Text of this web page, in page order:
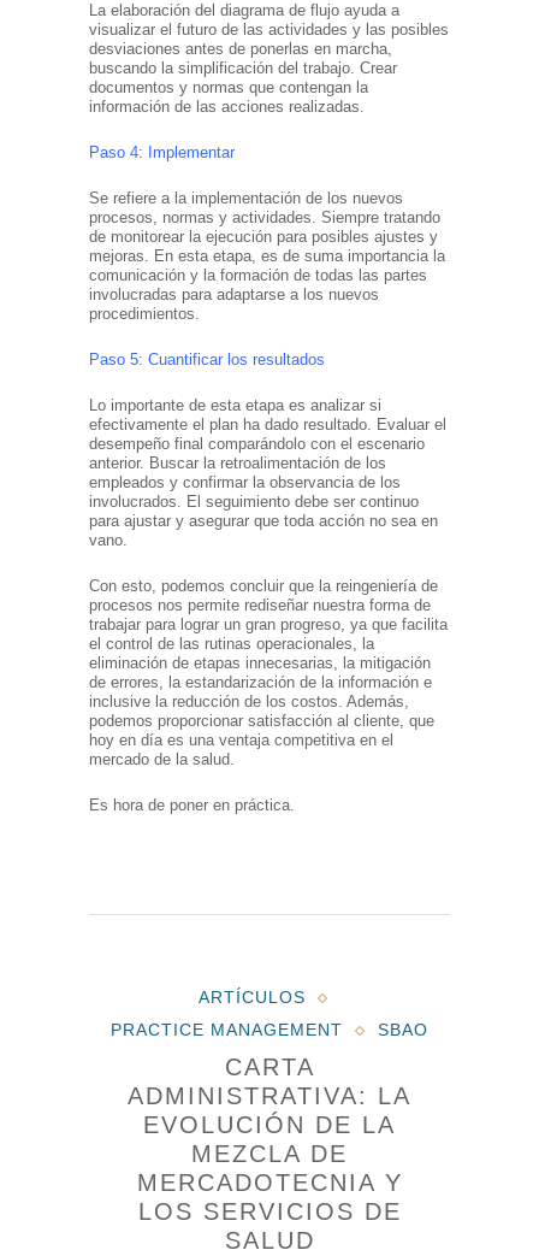
La elaboración del diagrama de flujo ayuda a
visualizar el futuro de las actividades y las posibles
desviaciones antes de ponerlas en marcha,
buscando la simplificación del trabajo. Crear
documentos y normas que contengan la
información de las acciones realizadas.
Paso 4: Implementar
Se refiere a la implementación de los nuevos
procesos, normas y actividades. Siempre tratando
de monitorear la ejecución para posibles ajustes y
mejoras. En esta etapa, es de suma importancia la
comunicación y la formación de todas las partes
involucradas para adaptarse a los nuevos
procedimientos.
Paso 5: Cuantificar los resultados
Lo importante de esta etapa es analizar si
efectivamente el plan ha dado resultado. Evaluar el
desempeño final comparándolo con el escenario
anterior. Buscar la retroalimentación de los
empleados y confirmar la observancia de los
involucrados. El seguimiento debe ser continuo
para ajustar y asegurar que toda acción no sea en
vano.
Con esto, podemos concluir que la reingeniería de
procesos nos permite rediseñar nuestra forma de
trabajar para lograr un gran progreso, ya que facilita
el control de las rutinas operacionales, la
eliminación de etapas innecesarias, la mitigación
de errores, la estandarización de la información e
inclusive la reducción de los costos. Además,
podemos proporcionar satisfacción al cliente, que
hoy en día es una ventaja competitiva en el
mercado de la salud.
Es hora de poner en práctica.
ARTÍCULOS
PRACTICE MANAGEMENT
SBAO
CARTA
ADMINISTRATIVA: LA
EVOLUCIÓN DE LA
MEZCLA DE
MERCADOTECNIA Y
LOS SERVICIOS DE
SALUD